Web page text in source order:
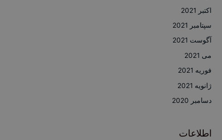
اکتبر 2021
سپتامبر 2021
آگوست 2021
می 2021
فوریه 2021
ژانویه 2021
دسامبر 2020
اطلاعات